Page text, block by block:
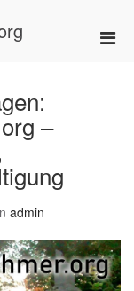
–
admin